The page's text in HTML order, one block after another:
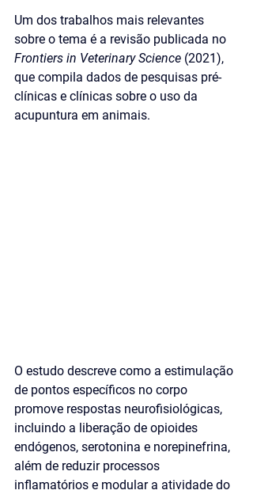
Um dos trabalhos mais relevantes
sobre o tema é a revisão publicada no
Frontiers in Veterinary Science (2021),
que compila dados de pesquisas pré-
clínicas e clínicas sobre o uso da
acupuntura em animais.
O estudo descreve como a estimulação
de pontos específicos no corpo
promove respostas neurofisiológicas,
incluindo a liberação de opioides
endógenos, serotonina e norepinefrina,
além de reduzir processos
inflamatórios e modular a atividade do